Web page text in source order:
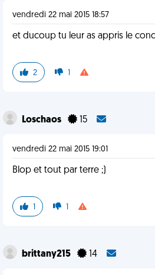
vendredi 22 mai 2015 18:57
et ducoup tu leur as appris le
2 1
Loschaos 15
vendredi 22 mai 2015 19:01
Blop et tout par terre ;)
1 1
brittany215 14